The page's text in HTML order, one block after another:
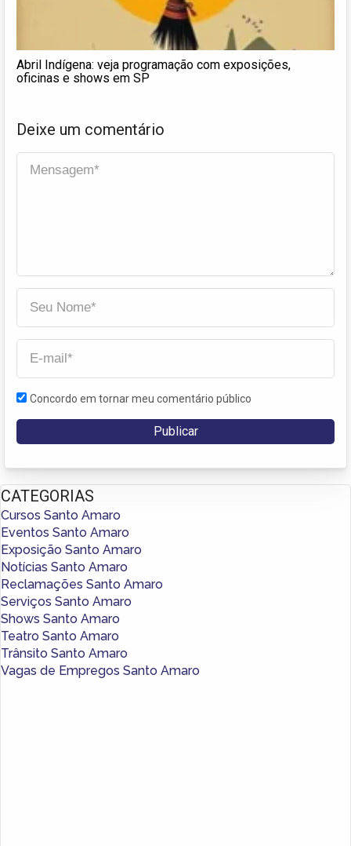
Abril Indígena: veja programação com exposições,
oficinas e shows em SP
Deixe um comentário
Concordo em tornar meu comentário público
CATEGORIAS
Cursos Santo Amaro
Eventos Santo Amaro
Exposição Santo Amaro
Notícias Santo Amaro
Reclamações Santo Amaro
Serviços Santo Amaro
Shows Santo Amaro
Teatro Santo Amaro
Trânsito Santo Amaro
Vagas de Empregos Santo Amaro